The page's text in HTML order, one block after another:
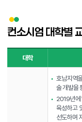
컨소시엄 대학별
대학
호남지역
술 개발을
2019년에
육성하고
선도하며